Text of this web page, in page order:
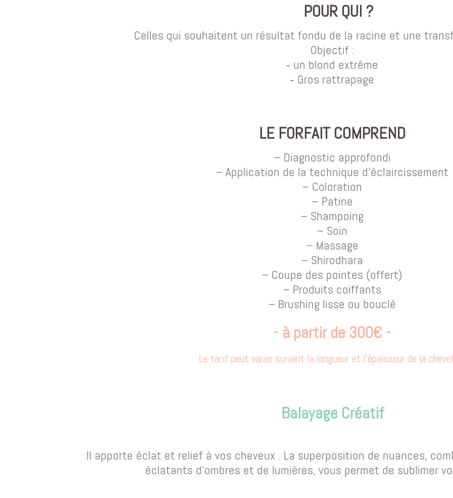
POUR QUI ?
Celles qui souhaitent un résultat fondu de la racine et une
Objectif :
⁃ un blond extrême
⁃ Gros rattrapage
LE FORFAIT COMPREND
– Diagnostic approfondi
– Application de la technique d’éclaircissement
– Coloration
– Patine
– Shampoing
– Soin
– Massage
– Shirodhara
– Coupe des pointes (offert)
– Produits coiffants
– Brushing lisse ou bouclé
- à partir de 300€ -
Le tarif peut varier suivant la longueur et l'épaisseur de la
Balayage Créatif
Il apporte éclat et relief à vos cheveux . La superposition de nuances,
éclatants d’ombres et de lumières, vous permet de sublimer